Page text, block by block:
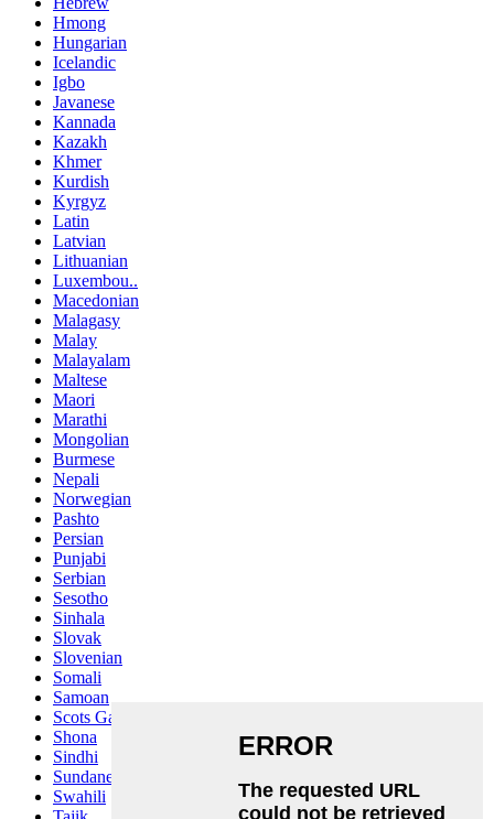
Hmong
Hungarian
Icelandic
Igbo
Javanese
Kannada
Kazakh
Khmer
Kurdish
Kyrgyz
Latin
Latvian
Lithuanian
Luxembou..
Macedonian
Malagasy
Malay
Malayalam
Maltese
Maori
Marathi
Mongolian
Burmese
Nepali
Norwegian
Pashto
Persian
Punjabi
Serbian
Sesotho
Sinhala
Slovak
Slovenian
Somali
Samoan
Scots Gaelic
Shona
Sindhi
Sundanese
Swahili